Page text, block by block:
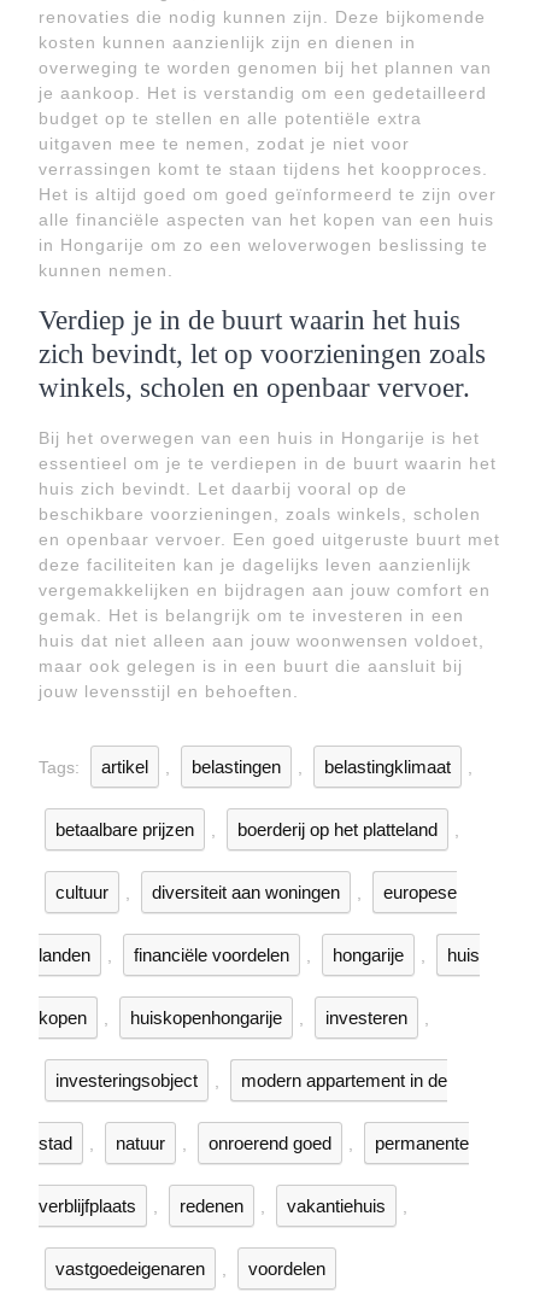
renovaties die nodig kunnen zijn. Deze bijkomende
kosten kunnen aanzienlijk zijn en dienen in
overweging te worden genomen bij het plannen van
je aankoop. Het is verstandig om een gedetailleerd
budget op te stellen en alle potentiële extra
uitgaven mee te nemen, zodat je niet voor
verrassingen komt te staan tijdens het koopproces.
Het is altijd goed om goed geïnformeerd te zijn over
alle financiële aspecten van het kopen van een huis
in Hongarije om zo een weloverwogen beslissing te
kunnen nemen.
Verdiep je in de buurt waarin het huis
zich bevindt, let op voorzieningen zoals
winkels, scholen en openbaar vervoer.
Bij het overwegen van een huis in Hongarije is het
essentieel om je te verdiepen in de buurt waarin het
huis zich bevindt. Let daarbij vooral op de
beschikbare voorzieningen, zoals winkels, scholen
en openbaar vervoer. Een goed uitgeruste buurt met
deze faciliteiten kan je dagelijks leven aanzienlijk
vergemakkelijken en bijdragen aan jouw comfort en
gemak. Het is belangrijk om te investeren in een
huis dat niet alleen aan jouw woonwensen voldoet,
maar ook gelegen is in een buurt die aansluit bij
jouw levensstijl en behoeften.
Tags: artikel belastingen belastingklimaat
betaalbare prijzen boerderij op het platteland
cultuur diversiteit aan woningen europese
landen financiële voordelen hongarije huis
kopen huiskopenhongarije investeren
investeringsobject modern appartement in de
stad natuur onroerend goed permanente
verblijfplaats redenen vakantiehuis
vastgoedeigenaren voordelen